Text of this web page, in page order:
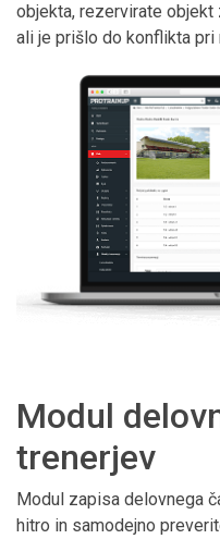
objekta, rezervirate
ali je prišlo do konflikta pri
Modul
trenerjev
Modul zapisa delovnega
hitro in samodejno